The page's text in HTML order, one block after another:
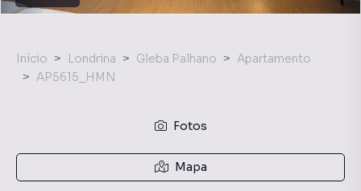
Início Londrina Gleba Palhano
Apartamento
AP5615_HMN
Fotos
Mapa